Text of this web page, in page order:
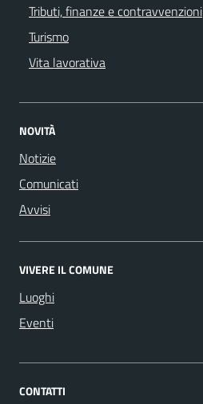
Tributi, finanze e contravvenzioni
Turismo
Vita lavorativa
NOVITÀ
Notizie
Comunicati
Avvisi
VIVERE IL COMUNE
Luoghi
Eventi
CONTATTI